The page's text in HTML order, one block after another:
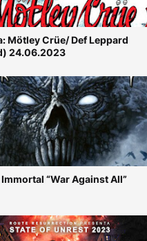
Mötley Crüe/ Def Leppard
24.06.2023
“War Against All”